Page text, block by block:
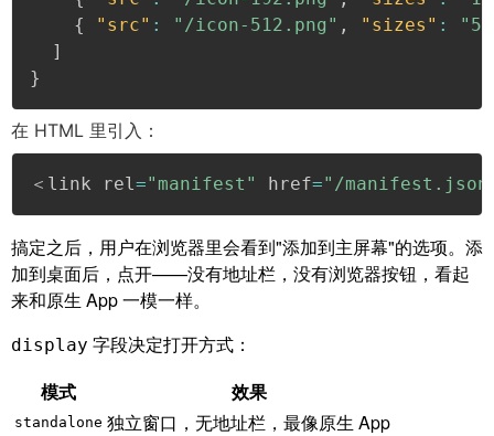
{
"src" : "/icon-512.png" , "sizes" :
]
}
在 HTML 里引入：
＜link rel ="manifest" href="/
搞定之后，用户在浏览器里会看到"添加到主屏幕"的选项。添
加到桌面后，点开——没有地址栏，没有浏览器按钮，看起
来和原生 App 一模一样。
display 字段决定打开方式：
模式
效果
standalone 独立窗口，无地址栏，最像原生 App